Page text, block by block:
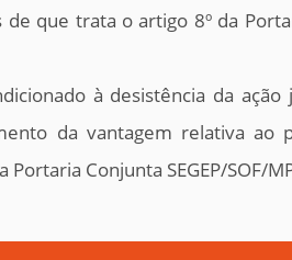
que trata o artigo 8º da
à desistência da ação
da vantagem relativa ao
Conjunta SEGEP/SOF/